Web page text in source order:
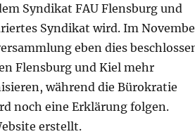
Syndikat FAU Flensburg und
Syndikat wird. Im
eben dies
Flensburg und Kiel mehr
während die Bürokratie
noch eine Erklärung folgen.
erstellt.